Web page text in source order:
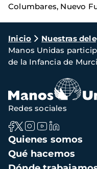
Columbares, Nuevo
Ruta
de
navegación
Inicio Nuestras
Manos Unidas
de la Infancia de
Navegación
principal
Quienes somos
Qué hacemos
Redes sociales